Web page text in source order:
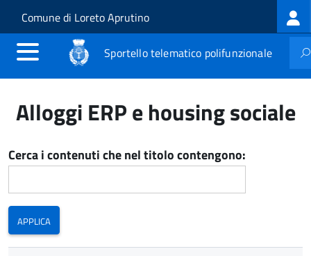
Salta al contenuto principale
Skip to site navigation
Comune di Loreto Aprutino
Sportello telematico polifunzionale
Alloggi ERP e housing sociale
Cerca i contenuti che nel titolo contengono: